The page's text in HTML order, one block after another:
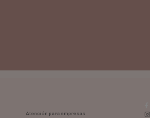
Atención para empresas